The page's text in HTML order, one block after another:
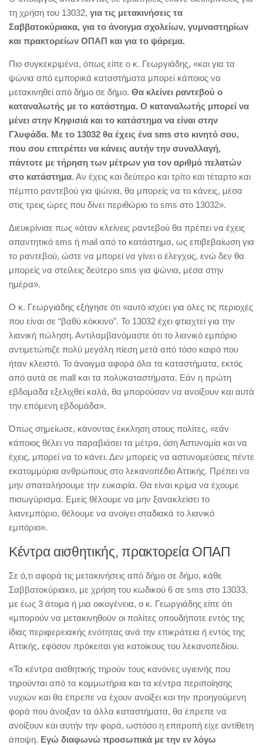
τη χρήση του 13032, για τις μετακινήσεις τα
Σαββατοκύριακα, για το άνοιγμα σχολείων, γυμναστηρίων
και πρακτορείων ΟΠΑΠ και για το ψάρεμα.
Πιο συγκεκριμένα, όπως είπε ο κ. Γεωργιάδης, «και για τα
ψώνια από εμπορικά καταστήματα μπορεί κάποιος να
μετακινηθεί από δήμο σε δήμο. Θα κλείνει ραντεβού ο
καταναλωτής με το κατάστημα. Ο καταναλωτής μπορεί να
μένει στην Κηφισιά και το κατάστημα να είναι στην
Γλυφάδα. Με το 13032 θα έχεις ένα sms στο κινητό σου,
που σου επιτρέπει να κάνεις αυτήν την συναλλαγή,
πάντοτε με τήρηση των μέτρων για τον αριθμό πελατών
στο κατάστημα. Αν έχεις και δεύτερο και τρίτο και τέταρτο και
πέμπτο ραντεβού για ψώνια, θα μπορείς να το κάνεις, μέσα
στις τρεις ώρες που δίνει περιθώριο το sms στο 13032».
Διευκρίνισε πως «όταν κλείνεις ραντεβού θα πρέπει να έχεις
απαντητικό sms ή mail από το κατάστημα, ως επιβεβαίωση για
το ραντεβού, ώστε να μπορεί να γίνει ο έλεγχος, ενώ δεν θα
μπορείς να στείλεις δεύτερο sms για ψώνια, μέσα στην
ημέρα».
Ο κ. Γεωργιάδης εξήγησε ότι «αυτό ισχύει για όλες τις περιοχές
που είναι σε “βαθύ κόκκινο”. Το 13032 έχει φτιαχτεί για την
λιανική πώληση. Αντιλαμβανόμαστε ότι το λιανικό εμπόριο
αντιμετώπιζε πολύ μεγάλη πίεση μετά από τόσο καιρό που
ήταν κλειστό. Το άνοιγμα αφορά όλα τα καταστήματα, εκτός
από αυτά σε mall και τα πολυκαταστήματα. Εάν η πρώτη
εβδομάδα εξελιχθεί καλά, θα μπορούσαν να ανοίξουν και αυτά
την επόμενη εβδομάδα».
Όπως σημείωσε, κάνοντας έκκληση στους πολίτες, «εάν
κάποιος θέλει να παραβιάσει τα μέτρα, όση Αστυνομία και να
έχεις, μπορεί να το κάνει. Δεν μπορείς να αστυνομεύσεις πέντε
εκατομμύρια ανθρώπους στο λεκανοπέδιο Αττικής. Πρέπει να
μην σπαταλήσουμε την ευκαιρία. Θα είναι κρίμα να έχουμε
πισωγύρισμα. Εμείς θέλουμε να μην ξανακλείσει το
λιανεμπόριο, θέλουμε να ανοίγει σταδιακά το λιανικό
εμπόριο».
Κέντρα αισθητικής, πρακτορεία ΟΠΑΠ
Σε ό,τι αφορά τις μετακινήσεις από δήμο σε δήμο, κάθε
Σαββατοκύριακο, με χρήση του κωδικού 6 σε sms στο 13033,
με έως 3 άτομα ή μια οικογένεια, ο κ. Γεωργιάδης είπε ότι
«μπορούν να μετακινηθούν οι πολίτες οπουδήποτε εντός της
ίδιας περιφερειακής ενότητας ανά την επικράτεια ή εντός της
Αττικής, εφόσον πρόκειται για κατοίκους του λεκανοπεδίου.
«Τα κέντρα αισθητικής τηρούν τους κανόνες υγιεινής που
τηρούνται από τα κομμωτήρια και τα κέντρα περιποίησης
νυχιών και θα έπρεπε να έχουν ανοίξει και την προηγούμενη
φορά που άνοιξαν τα άλλα καταστήματα, θα έπρεπε να
ανοίξουν και αυτήν την φορά, ωστόσο η επιτροπή είχε αντίθετη
άποψη. Εγώ διαφωνώ προσωπικά με την εν λόγω